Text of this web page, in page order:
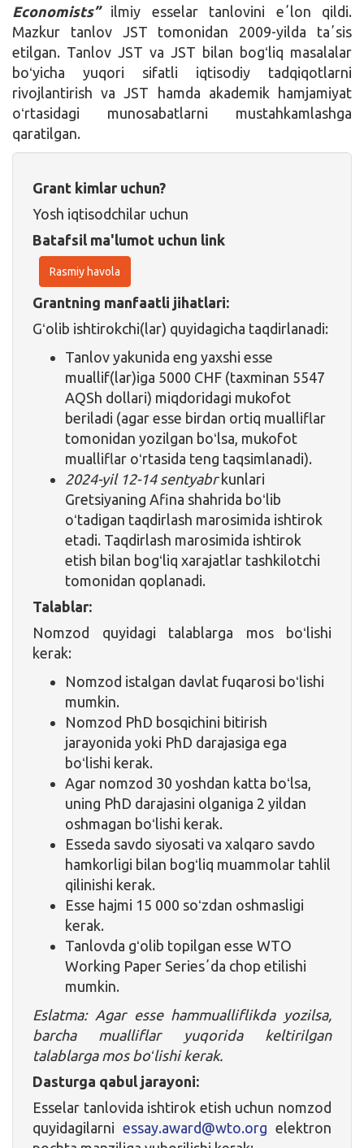
Economists”ilmiy esselar tanlovini eʼlon qildi.
Mazkur tanlov JST tomonidan 2009-yilda taʼsis
etilgan. Tanlov JST va JST bilan bogʻliq masalalar
boʻyicha yuqori sifatli iqtisodiy tadqiqotlarni
rivojlantirish va JST hamda akademik hamjamiyat
oʻrtasidagi munosabatlarni mustahkamlashga
qaratilgan.
Grant kimlar uchun?
Yosh iqtisodchilar uchun
Batafsil ma'lumot uchun link
Rasmiy havola
Grantning manfaatli jihatlari:
Gʻolib ishtirokchi(lar) quyidagicha taqdirlanadi:
Tanlov yakunida eng yaxshi esse
muallif(lar)iga 5000 CHF (taxminan 5547
AQSh dollari) miqdoridagi mukofot
beriladi (agar esse birdan ortiq mualliflar
tomonidan yozilgan boʻlsa, mukofot
mualliflar oʻrtasida teng taqsimlanadi).
2024-yil 12-14 sentyabrkunlari
Gretsiyaning Afina shahrida boʻlib
oʻtadigan taqdirlash marosimida ishtirok
etadi. Taqdirlash marosimida ishtirok
etish bilan bogʻliq xarajatlar tashkilotchi
tomonidan qoplanadi.
Talablar:
Nomzod quyidagi talablarga mos boʻlishi
kerak:
Nomzod istalgan davlat fuqarosi boʻlishi
mumkin.
Nomzod PhD bosqichini bitirish
jarayonida yoki PhD darajasiga ega
boʻlishi kerak.
Agar nomzod 30 yoshdan katta boʻlsa,
uning PhD darajasini olganiga 2 yildan
oshmagan boʻlishi kerak.
Esseda savdo siyosati va xalqaro savdo
hamkorligi bilan bogʻliq muammolar tahlil
qilinishi kerak.
Esse hajmi 15 000 soʻzdan oshmasligi
kerak.
Tanlovda gʻolib topilgan esse WTO
Working Paper Seriesʼda chop etilishi
mumkin.
Eslatma: Agar esse hammualliflikda yozilsa,
barcha mualliflar yuqorida keltirilgan
talablarga mos boʻlishi kerak.
Dasturga qabul jarayoni:
Esselar tanlovida ishtirok etish uchun nomzod
quyidagilarni essay.award@wto.org elektron